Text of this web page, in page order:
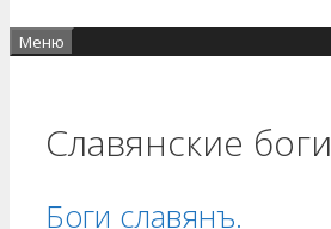
Меню
Славянские боги
Боги славянъ.